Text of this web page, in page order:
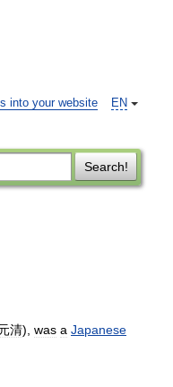
EN
into your website
Search!
清), was a Japanese